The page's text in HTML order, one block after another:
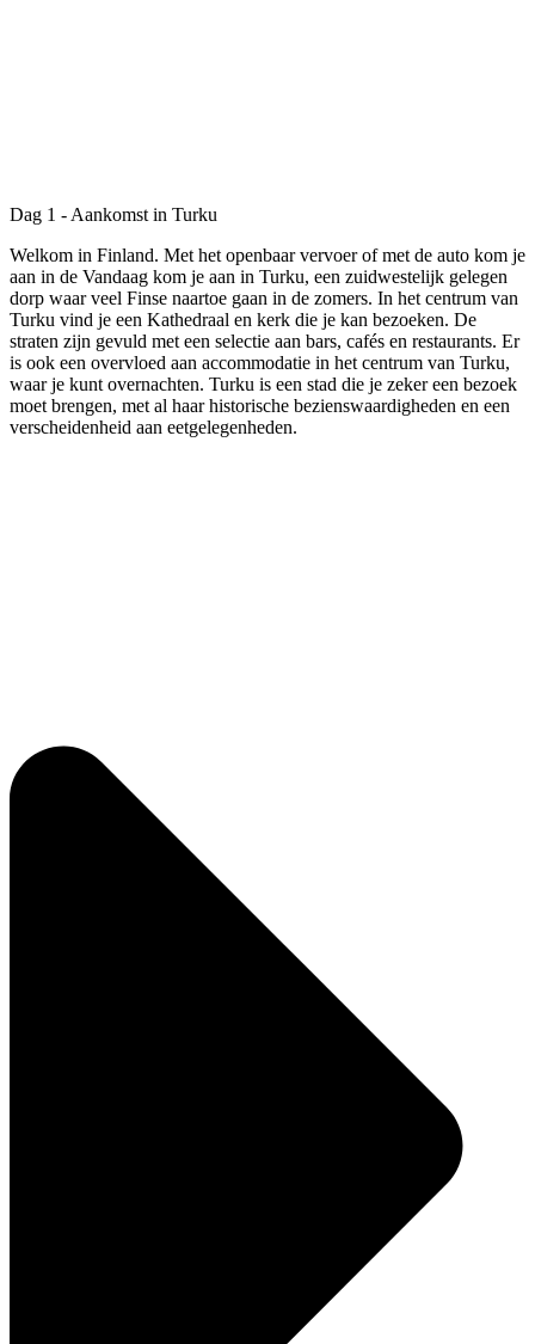
Dag 1 - Aankomst in Turku
Welkom in Finland. Met het openbaar vervoer of met de auto kom je
aan in de Vandaag kom je aan in Turku, een zuidwestelijk gelegen
dorp waar veel Finse naartoe gaan in de zomers. In het centrum van
Turku vind je een Kathedraal en kerk die je kan bezoeken. De
straten zijn gevuld met een selectie aan bars, cafés en restaurants. Er
is ook een overvloed aan accommodatie in het centrum van Turku,
waar je kunt overnachten. Turku is een stad die je zeker een bezoek
moet brengen, met al haar historische bezienswaardigheden en een
verscheidenheid aan eetgelegenheden.